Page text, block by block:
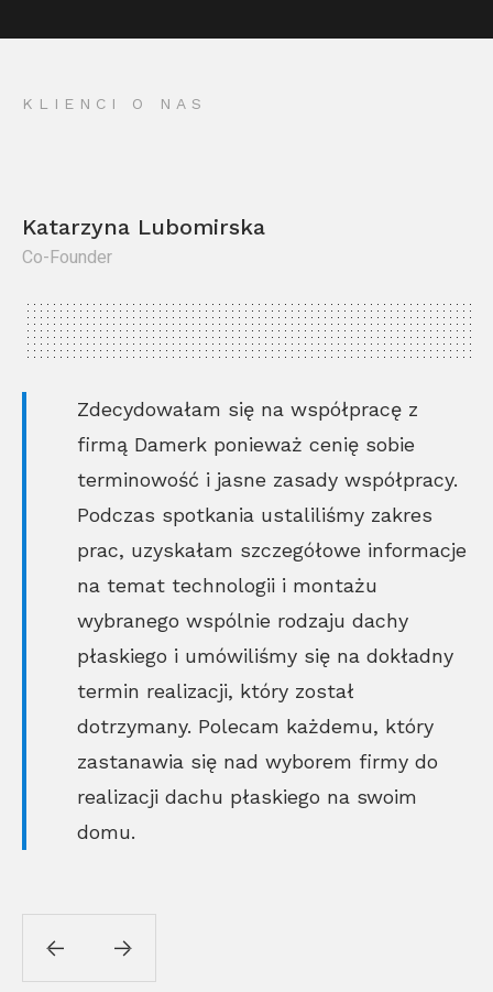
KLIENCI O NAS
Katarzyna Lubomirska
Co-Founder
Zdecydowałam się na współpracę z
firmą Damerk ponieważ cenię sobie
terminowość i jasne zasady współpracy.
Podczas spotkania ustaliliśmy zakres
prac, uzyskałam szczegółowe informacje
na temat technologii i montażu
wybranego wspólnie rodzaju dachy
płaskiego i umówiliśmy się na dokładny
termin realizacji, który został
dotrzymany. Polecam każdemu, który
zastanawia się nad wyborem firmy do
realizacji dachu płaskiego na swoim
domu.